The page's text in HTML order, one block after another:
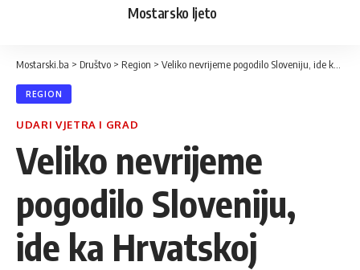
Mostarsko ljeto
Mostarski.ba > Društvo > Region > Veliko nevrijeme pogodilo Sloveniju, ide ka Hrvatskoj
REGION
UDARI VJETRA I GRAD
Veliko nevrijeme
pogodilo Sloveniju,
ide ka Hrvatskoj